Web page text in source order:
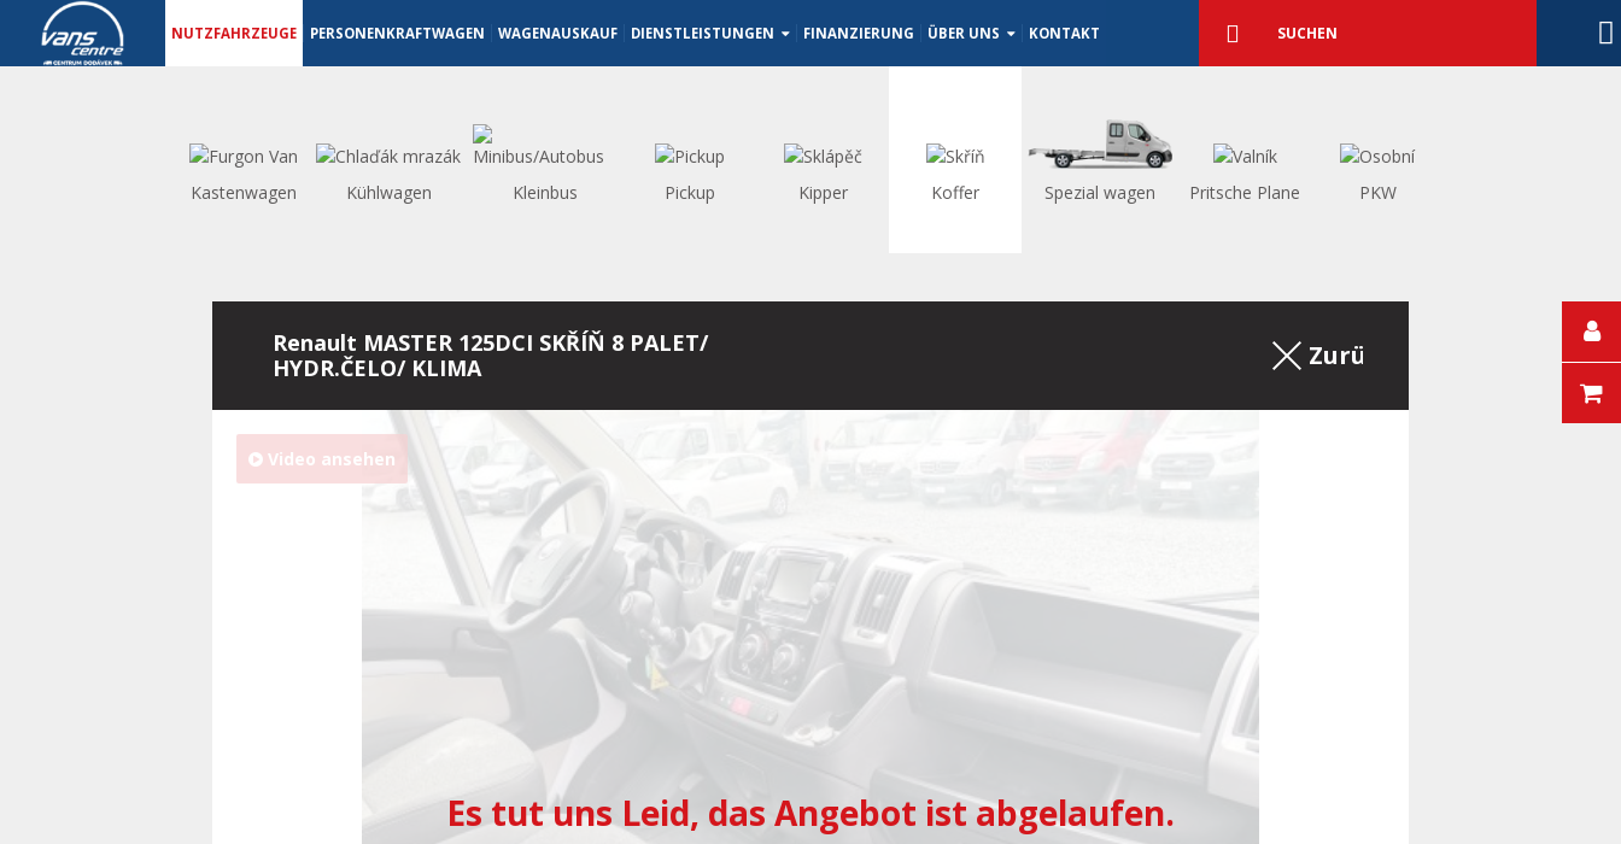
Nutzfahrzeuge - Vanscentre
NUTZFAHRZEUGE PERSONENKRAFTWAGEN WAGENAUSKAUF DIENSTLEISTUNGEN FINANZIERUNG ÜBER UNS KONTAKT Suche Suchen
Kastenwagen Kühlwagen Kleinbus Pickup Kipper Koffer Spezial wagen Pritsche Plane PKW
Renault MASTER 125DCI SKŘÍŇ 8 PALET/
HYDR.ČELO/ KLIMA
Zurück zum Auszug
Video ansehen
Es tut uns Leid, das Angebot ist abgelaufen.